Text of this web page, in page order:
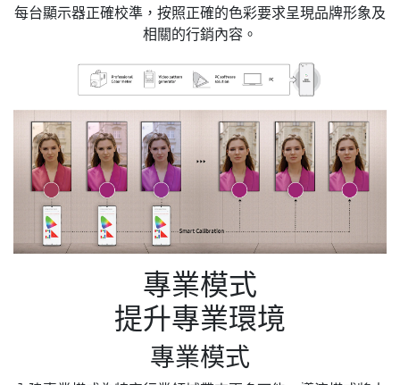
每台顯示器正確校準，按照正確的色彩要求呈現品牌形象及
相關的行銷內容。
專業模式
提升專業環境
專業模式